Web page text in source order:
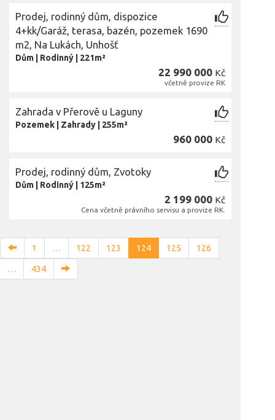
Prodej, rodinný dům, dispozice
4+kk/Garáž, terasa, bazén, pozemek 1690
m2, Na Lukách, Unhošť
Dům Rodinný 221m²
22 990 000 Kč
včetně provize RK
Zahrada v Přerově u Laguny
Pozemek Zahrady 255m²
960 000 Kč
Prodej, rodinný dům, Zvotoky
Dům Rodinný 125m²
2 199 000 Kč
Cena včetně právního servisu a provize RK.
1 … 122 123 124 125 126
… 434